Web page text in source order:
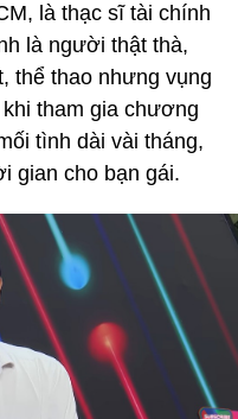
là thạc sĩ tài chính
là người thật thà,
thể thao nhưng vụng
tham gia chương
tình dài vài tháng,
gian cho bạn gái.